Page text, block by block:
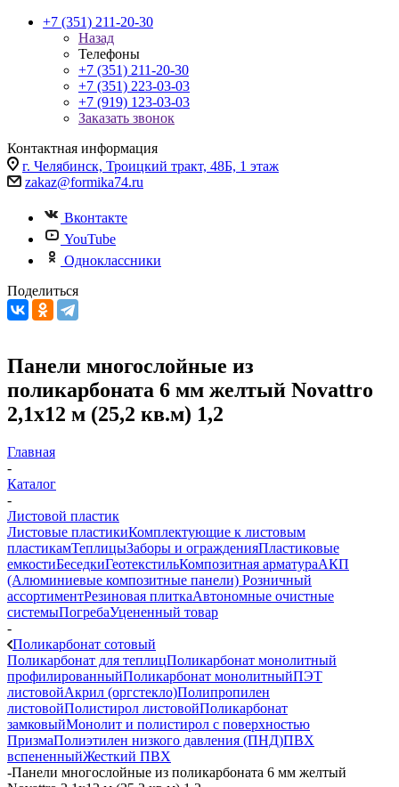
+7 (351) 211-20-30
Назад
Телефоны
+7 (351) 211-20-30
+7 (351) 223-03-03
+7 (919) 123-03-03
Заказать звонок
Контактная информация
г. Челябинск, Троицкий тракт, 48Б, 1 этаж
zakaz@formika74.ru
Вконтакте
YouTube
Одноклассники
Поделиться
Панели многослойные из
поликарбоната 6 мм желтый Novattro
2,1х12 м (25,2 кв.м) 1,2
Главная
-
Каталог
-
Листовой пластик
Листовые пластикиКомплектующие к листовым
пластикамТеплицыЗаборы и огражденияПластиковые
емкостиБеседкиГеотекстильКомпозитная арматураАКП
(Алюминиевые композитные панели) Розничный
ассортиментРезиновая плиткаАвтономные очистные
системыПогребаУцененный товар
-
Поликарбонат сотовый
Поликарбонат для теплицПоликарбонат монолитный
профилированныйПоликарбонат монолитныйПЭТ
листовойАкрил (оргстекло)Полипропилен
листовойПолистирол листовойПоликарбонат
замковыйМонолит и полистирол с поверхностью
ПризмаПолиэтилен низкого давления (ПНД)ПВХ
вспененныйЖесткий ПВХ
-Панели многослойные из поликарбоната 6 мм желтый